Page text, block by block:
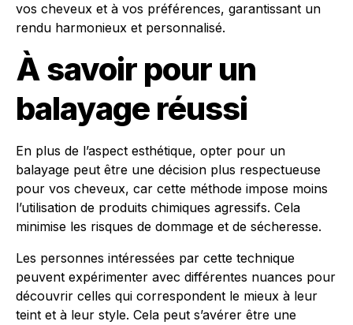
vos cheveux et à vos préférences, garantissant un
rendu harmonieux et personnalisé.
À savoir pour un
balayage réussi
En plus de l’aspect esthétique, opter pour un
balayage peut être une décision plus respectueuse
pour vos cheveux, car cette méthode impose moins
l’utilisation de produits chimiques agressifs. Cela
minimise les risques de dommage et de sécheresse.
Les personnes intéressées par cette technique
peuvent expérimenter avec différentes nuances pour
découvrir celles qui correspondent le mieux à leur
teint et à leur style. Cela peut s’avérer être une